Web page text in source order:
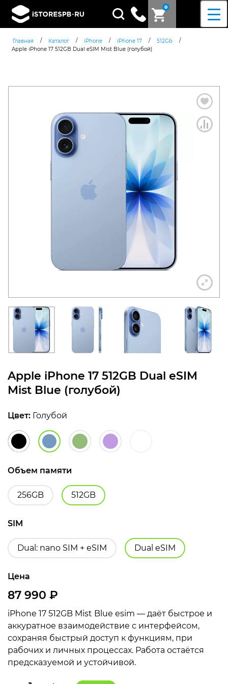
0
Поиск
товаров
Главная / Каталог / iPhone / iPhone 17 / 512Gb
/
Apple iPhone 17 512GB Dual eSIM Mist Blue (голубой)
Apple iPhone 17 512GB Dual eSIM
Mist Blue (голубой)
Цвет: Голубой
Объем памяти
256GB 512GB
SIM
Dual: nano SIM + eSIM Dual eSIM
Цена
87 990 ₽
iPhone 17 512GB Mist Blue esim — даёт быстрое и
аккуратное взаимодействие с интерфейсом,
сохраняя быстрый доступ к функциям, при
рабочих и личных процессах. Работа остаётся
предсказуемой и устойчивой.
политикой
конфиденциальности
+7 812 318-40-14
(c 10:00 до 21:00, без
выходных)